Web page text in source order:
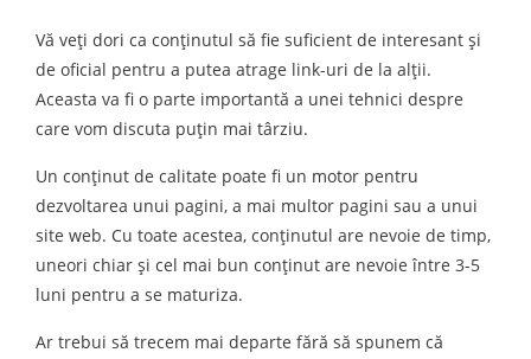
Vă veți dori ca conținutul să fie suficient de interesant și
de oficial pentru a putea atrage link-uri de la alții.
Aceasta va fi o parte importantă a unei tehnici despre
care vom discuta puțin mai târziu.
Un conținut de calitate poate fi un motor pentru
dezvoltarea unui pagini, a mai multor pagini sau a unui
site web. Cu toate acestea, conținutul are nevoie de timp,
uneori chiar și cel mai bun conținut are nevoie între 3-5
luni pentru a se maturiza.
Ar trebui să trecem mai departe fără să spunem că